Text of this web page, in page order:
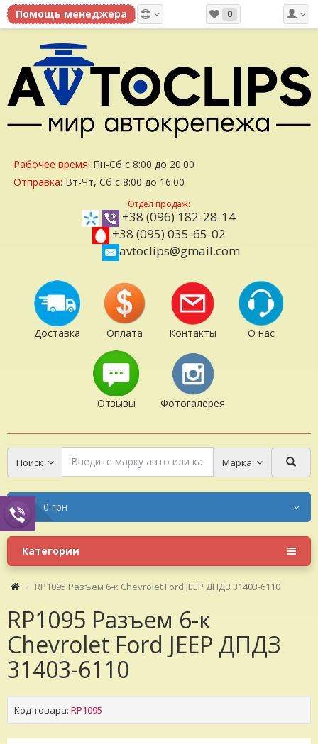
0
Рабочее время: Пн-Сб с 8:00 до 20:00
Отправка: Вт-Чт, Сб с 8:00 до 16:00
Отдел продаж:
+38 (096) 182-28-14
+38 (095) 035-65-02
avtoclips@gmail.com
Доставка Оплата Контакты О нас
Отзывы Фотогалерея
Поиск Марка
0 грн
Категории
RP1095 Разъем 6-к Chevrolet Ford JEEP ДПДЗ 31403-6110
RP1095 Разъем 6-к
Chevrolet Ford JEEP ДПДЗ
31403-6110
Код товара: RP1095